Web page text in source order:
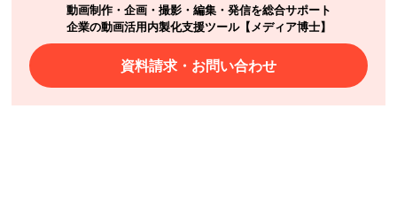
動画制作・企画・撮影・編集・発信を総合サポート
企業の動画活用内製化支援ツール【メディア博士】
資料請求・お問い合わせ